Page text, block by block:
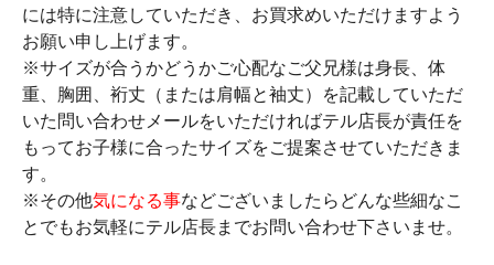
には特に注意していただき、お買求めいただけますよう
お願い申し上げます。
※サイズが合うかどうかご心配なご父兄様は身長、体
重、胸囲、裄丈（または肩幅と袖丈）を記載していただ
いた問い合わせメールをいただければテル店長が責任を
もってお子様に合ったサイズをご提案させていただきま
す。
※その他気になる事などございましたらどんな些細なこ
とでもお気軽にテル店長までお問い合わせ下さいませ。